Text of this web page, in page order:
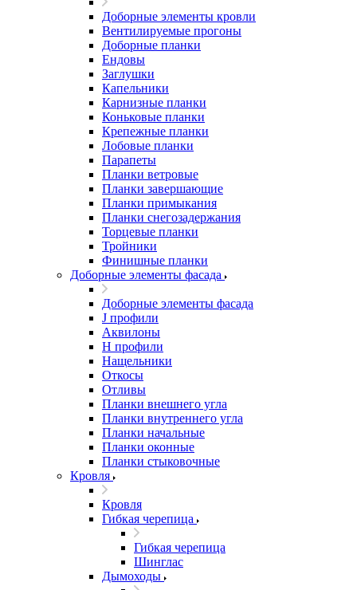
Доборные элементы кровли
Вентилируемые прогоны
Доборные планки
Ендовы
Заглушки
Капельники
Карнизные планки
Коньковые планки
Крепежные планки
Лобовые планки
Парапеты
Планки ветровые
Планки завершающие
Планки примыкания
Планки снегозадержания
Торцевые планки
Тройники
Финишные планки
Доборные элементы фасада
Доборные элементы фасада
J профили
Аквилоны
Н профили
Нащельники
Откосы
Отливы
Планки внешнего угла
Планки внутреннего угла
Планки начальные
Планки оконные
Планки стыковочные
Кровля
Кровля
Гибкая черепица
Гибкая черепица
Шинглас
Дымоходы